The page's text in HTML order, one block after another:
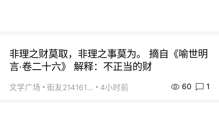
非理之财莫取，非理之事莫为。 摘自《喻世明
言·卷二十六》 解释：不正当的财
文学广场 街友21416156 4小时前 60 1